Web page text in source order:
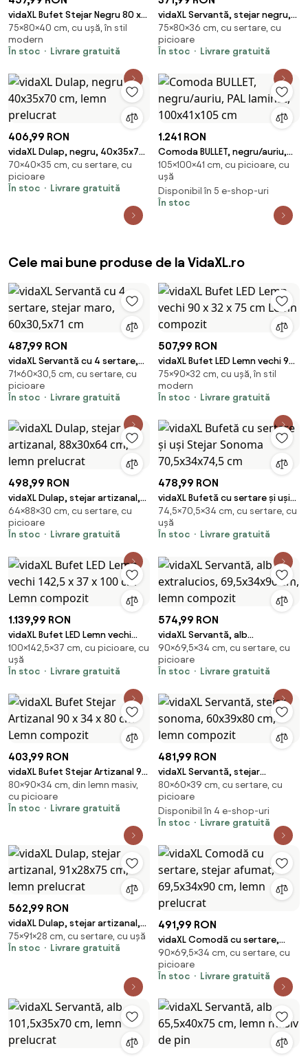
vidaXL Bufet Stejar Negru 80 x
40 x 75 cm Lemn compozit
75×80×40 cm, cu ușă, în stil
modern
În stoc
Livrare gratuită
vidaXL Servantă, stejar negru,
80x36 x75 cm, lemn prelucrat
75×80×36 cm, cu sertare, cu
picioare
În stoc
Livrare gratuită
406,99 RON
vidaXL Dulap, negru, 40x35x70
cm, lemn prelucrat
70×40×35 cm, cu sertare, cu
picioare
În stoc
Livrare gratuită
1.241 RON
Comoda BULLET, negru/auriu,
PAL laminat, 100x41x105 cm
105×100×41 cm, cu picioare, cu
ușă
Disponibil în 5 e-shop-uri
În stoc
Cele mai bune produse de la VidaXL.ro
487,99 RON
vidaXL Servantă cu 4 sertare,
stejar maro, 60x30,5x71 cm
71×60×30,5 cm, cu sertare, cu
picioare
În stoc
Livrare gratuită
507,99 RON
vidaXL Bufet LED Lemn vechi 90
x 32 x 75 cm Lemn compozit
75×90×32 cm, cu ușă, în stil
modern
În stoc
Livrare gratuită
498,99 RON
vidaXL Dulap, stejar artizanal,
88x30x64 cm, lemn prelucrat
64×88×30 cm, cu sertare, cu
picioare
În stoc
Livrare gratuită
478,99 RON
vidaXL Bufetă cu sertare și uși
Stejar Sonoma 70,5x34x74,5
cm
74,5×70,5×34 cm, cu sertare, cu
ușă
În stoc
Livrare gratuită
1.139,99 RON
vidaXL Bufet LED Lemn vechi
142,5 x 37 x 100 cm Lemn
compozit
100×142,5×37 cm, cu picioare, cu
ușă
În stoc
Livrare gratuită
574,99 RON
vidaXL Servantă, alb
extralucios, 69,5x34x90 cm,
lemn compozit
90×69,5×34 cm, cu sertare, cu
picioare
În stoc
Livrare gratuită
403,99 RON
vidaXL Bufet Stejar Artizanal 90
x 34 x 80 cm Lemn compozit
80×90×34 cm, din lemn masiv,
cu picioare
În stoc
Livrare gratuită
481,99 RON
vidaXL Servantă, stejar
sonoma, 60x39x80 cm, lemn
compozit
80×60×39 cm, cu sertare, cu
picioare
Disponibil în 4 e-shop-uri
În stoc
Livrare gratuită
562,99 RON
vidaXL Dulap, stejar artizanal,
91x28x75 cm, lemn prelucrat
75×91×28 cm, cu sertare, cu ușă
În stoc
Livrare gratuită
491,99 RON
vidaXL Comodă cu sertare,
stejar afumat, 69,5x34x90 cm,
lemn prelucrat
90×69,5×34 cm, cu sertare, cu
picioare
În stoc
Livrare gratuită